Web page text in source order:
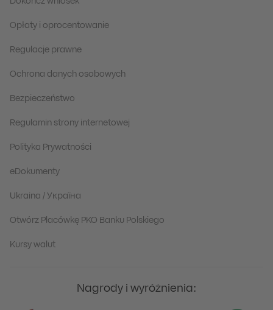
Opłaty i oprocentowanie
Regulacje prawne
Ochrona danych osobowych
Bezpieczeństwo
Regulamin strony internetowej
Polityka Prywatności
eDokumenty
Ukraina / Україна
Otwórz Placówkę PKO Banku Polskiego
Kursy walut
Nagrody i wyróżnienia: